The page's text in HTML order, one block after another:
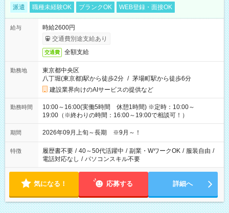
派遣 職種未経験OK ブランクOK WEB登録・面接OK
給与
時給2600円
交通費別途支給あり
交通費 全額支給
勤務地
東京都中央区
八丁堀(東京都)駅から徒歩2分 / 茅場町駅から徒歩6分
建設業界向けのAIサービスの提供など
勤務時間
10:00～16:00(実働5時間 休憩1時間) ※定時：10:00～
19:00（※終わりの時間：16:00～19:00で相談可！）
期間 2026年09月上旬～長期 ※9月～！
特徴 履歴書不要 / 40～50代活躍中 / 副業・WワークOK / 服装自由 /
電話対応なし / パソコンスキル不要
気になる！ 応募する 詳細へ